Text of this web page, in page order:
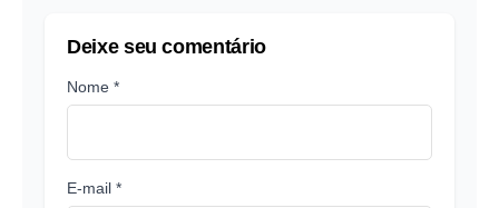
Deixe seu comentário
Nome *
E-mail *